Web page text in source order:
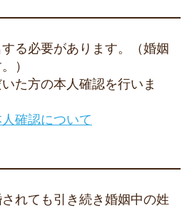
る必要があります。（婚姻
）
た方の本人確認を行いま
確認について
れても引き続き婚姻中の姓